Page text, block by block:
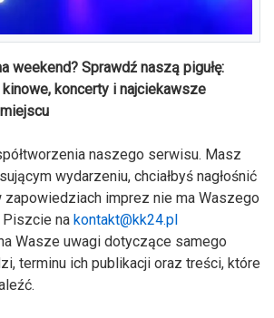
weekend? Sprawdź naszą pigułę:
koncerty i najciekawsze
naszego serwisu. Masz
wydarzeniu, chciałbyś nagłośnić
zapowiedziach imprez nie ma Waszego
Piszcie na kontakt@kk24.pl
Wasze uwagi dotyczące samego
terminu ich publikacji oraz treści, które